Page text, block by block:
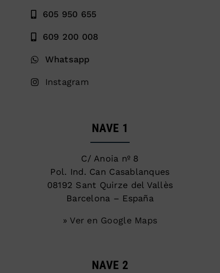
605 950 655
609 200 008
Whatsapp
Instagram
NAVE 1
C/ Anoia nº 8
Pol. Ind. Can Casablanques
08192 Sant Quirze del Vallès
Barcelona – España
» Ver en Google Maps
NAVE 2